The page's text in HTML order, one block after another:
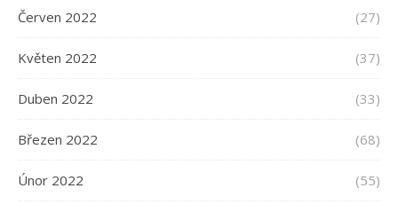
Červen 2022 (27)
Květen 2022 (37)
Duben 2022 (33)
Březen 2022 (68)
Únor 2022 (55)